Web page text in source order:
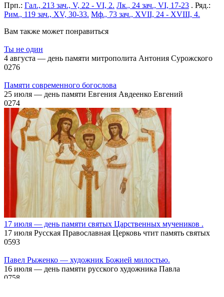
Прп.: Гал., 213 зач., V, 22 - VI, 2. Лк., 24 зач., VI, 17-23 . Ряд.:
Рим., 119 зач., XV, 30-33. Мф., 73 зач., XVII, 24 - XVIII, 4.
Вам также может понравиться
Ты не один
4 августа — день памяти митрополита Антония Сурожского
0276
Памяти современного богослова
25 июля — день памяти Евгения Авдеенко Евгений
0274
17 июля — день памяти святых Царственных мучеников .
17 июля Русская Православная Церковь чтит память святых
0593
Павел Рыженко — художник Божией милостью.
16 июля — день памяти русского художника Павла
0758